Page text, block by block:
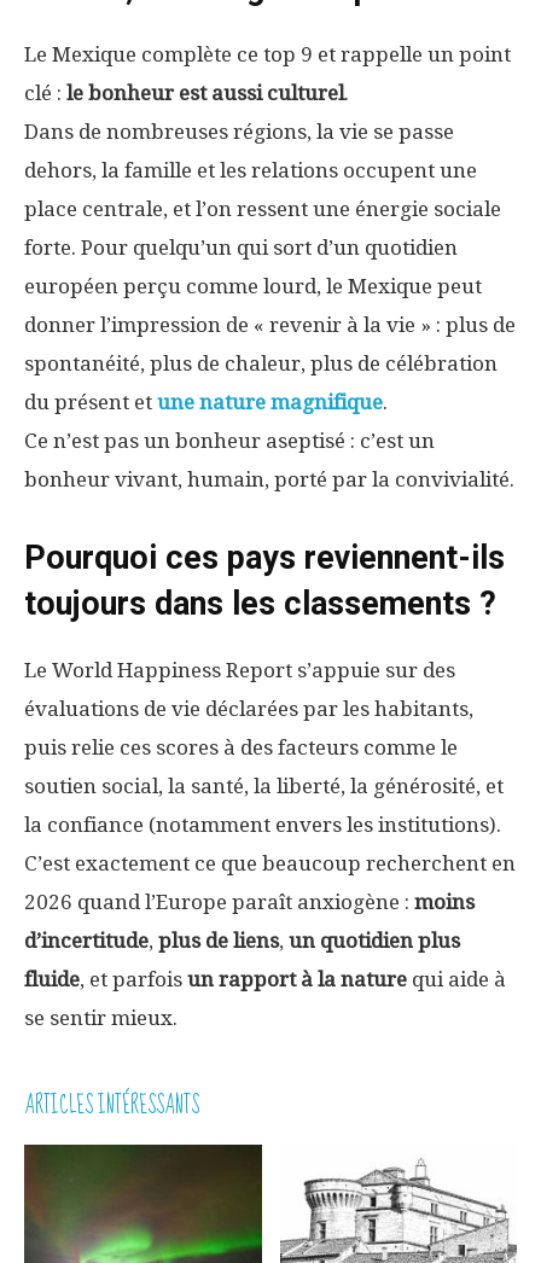
Le Mexique complète ce top 9 et rappelle un point
clé : le bonheur est aussi culturel.
Dans de nombreuses régions, la vie se passe
dehors, la famille et les relations occupent une
place centrale, et l’on ressent une énergie sociale
forte. Pour quelqu’un qui sort d’un quotidien
européen perçu comme lourd, le Mexique peut
donner l’impression de « revenir à la vie » : plus de
spontanéité, plus de chaleur, plus de célébration
du présent et une nature magnifique.
Ce n’est pas un bonheur aseptisé : c’est un
bonheur vivant, humain, porté par la convivialité.
Pourquoi ces pays reviennent-ils
toujours dans les classements ?
Le World Happiness Report s’appuie sur des
évaluations de vie déclarées par les habitants,
puis relie ces scores à des facteurs comme le
soutien social, la santé, la liberté, la générosité, et
la confiance (notamment envers les institutions).
C’est exactement ce que beaucoup recherchent en
2026 quand l’Europe paraît anxiogène : moins
d’incertitude, plus de liens, un quotidien plus
fluide, et parfois un rapport à la nature qui aide à
se sentir mieux.
ARTICLES INTÉRESSANTS